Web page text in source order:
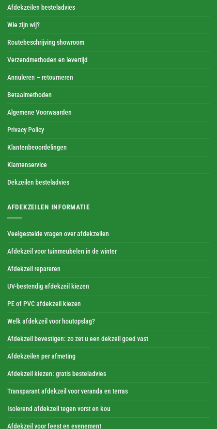
Afdekzeilen besteladvies
Wie zijn wij?
Routebeschrijving showroom
Verzendmethoden en levertijd
Annuleren – retourneren
Betaalmethoden
Algemene Voorwaarden
Privacy Policy
Klantenbeoordelingen
Klantenservice
Dekzeilen besteladvies
AFDEKZEILEN INFORMATIE
Veelgestelde vragen over afdekzeilen
Afdekzeil voor tuinmeubelen in de winter
Afdekzeil repareren
UV-bestendig afdekzeil kiezen
PE of PVC afdekzeil kiezen
Welk afdekzeil voor houtopslag?
Afdekzeil bevestigen: zo zet u een dekzeil goed vast
Afdekzeilen per afmeting
Afdekzeil kiezen: gratis besteladvies
Transparant afdekzeil voor veranda en terras
Isolerend afdekzeil tegen vorst en kou
Afdekzeil voor feest en evenement